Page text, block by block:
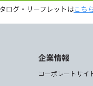
ログ・リーフレットはこちら
企業情報
コーポレートサイ